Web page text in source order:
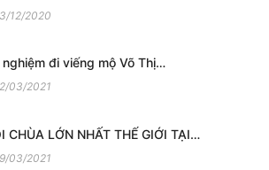
12/2020
nghiệm đi viếng mộ Võ Thị…
03/2021
CHÙA LỚN NHẤT THẾ GIỚI TẠI…
03/2021